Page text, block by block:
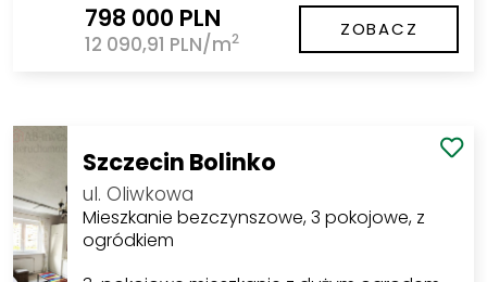
798 000 PLN
12 090,91 PLN/m2 ZOBACZ
Szczecin Bolinko
ul. Oliwkowa
Mieszkanie bezczynszowe, 3 pokojowe, z
ogródkiem